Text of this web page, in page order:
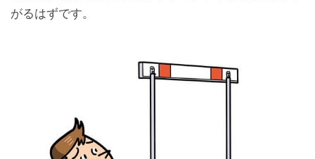
がるはずです。